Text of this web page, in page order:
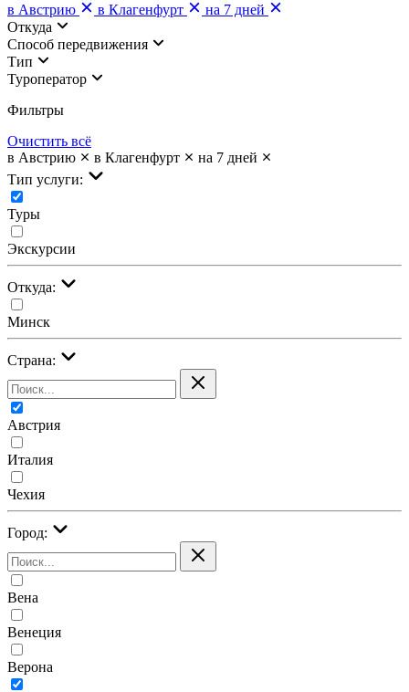
в Австрию
в Клагенфурт
на 7 дней
Откуда
Cпособ передвижения
Тип
Туроператор
Фильтры
Очистить всё
в Австрию
в Клагенфурт
на 7 дней
Тип услуги:
Туры
Экскурсии
Откуда:
Минск
Страна:
Австрия
Италия
Чехия
Город:
Вена
Венеция
Верона